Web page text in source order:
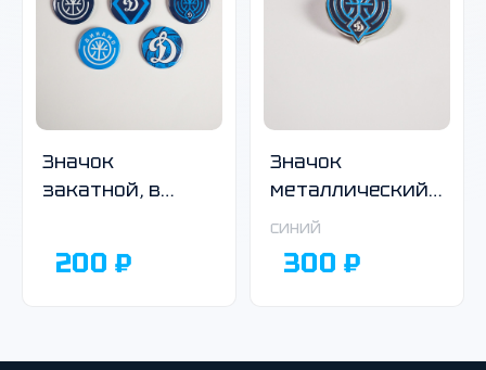
Значок
закатной, в
200 ₽
Значок
металлический,
круглый,синий
синий
300 ₽